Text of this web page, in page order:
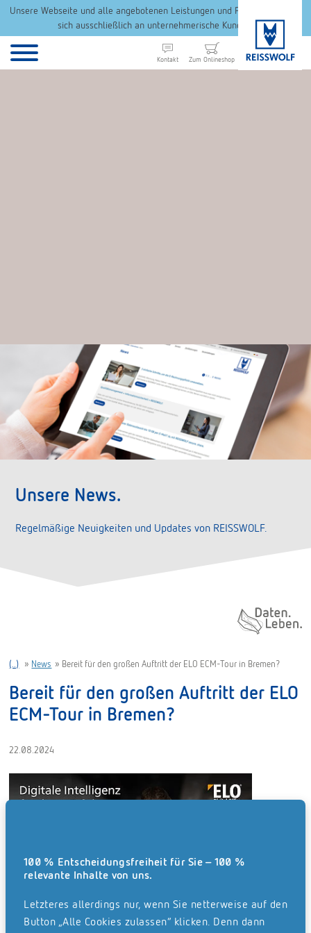
100 % Entscheidungsfreiheit für Sie – 100 %
relevante Inhalte von uns.
Letzteres allerdings nur, wenn Sie netterweise auf den
Button „Alle Cookies zulassen“ klicken. Denn dann
Unsere Webseite und alle angebotenen Leistungen und Produkte richten
sich ausschließlich an unternehmerische Kunden.
Kontakt Zum Onlineshop
Unsere News.
Regelmäßige Neuigkeiten und Updates von REISSWOLF.
Daten. Leben.
(..) » News » Bereit für den großen Auftritt der ELO ECM-Tour in Bremen?
Bereit für den großen Auftritt der ELO
ECM-Tour in Bremen?
22.08.2024